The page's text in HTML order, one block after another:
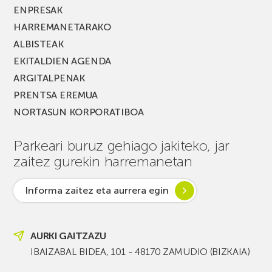
ENPRESAK
HARREMANETARAKO
ALBISTEAK
EKITALDIEN AGENDA
ARGITALPENAK
PRENTSA EREMUA
NORTASUN KORPORATIBOA
Parkeari buruz gehiago jakiteko, jar
zaitez gurekin harremanetan
Informa zaitez eta aurrera egin
AURKI GAITZAZU
IBAIZABAL BIDEA, 101 - 48170 ZAMUDIO (BIZKAIA)